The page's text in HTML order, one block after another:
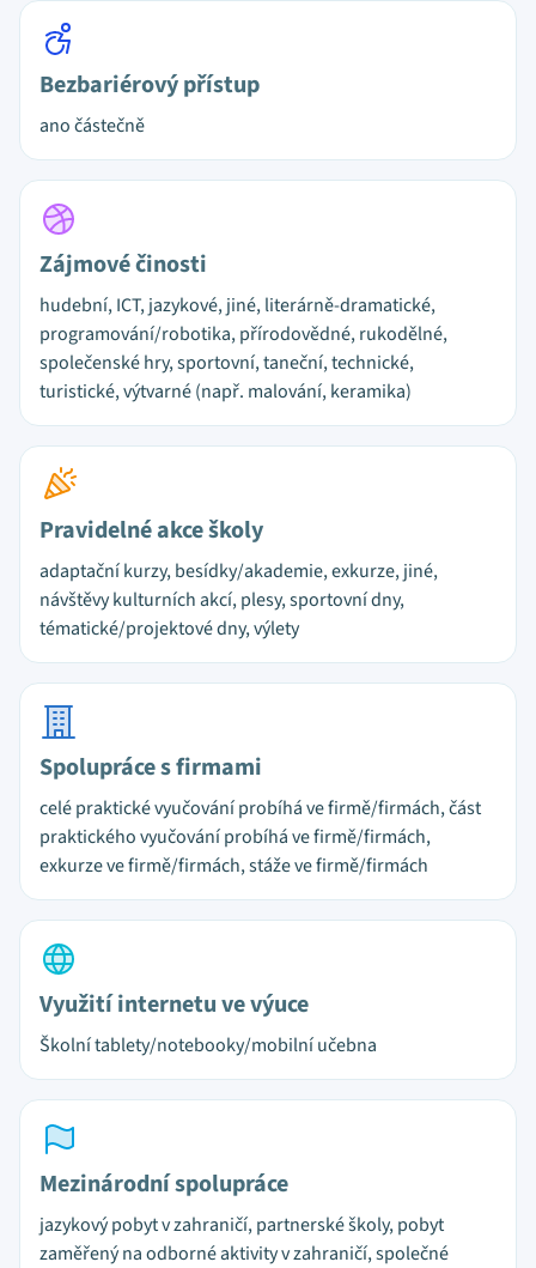
Bezbariérový přístup
ano částečně
Zájmové činosti
hudební, ICT, jazykové, jiné, literárně-dramatické,
programování/robotika, přírodovědné, rukodělné,
společenské hry, sportovní, taneční, technické,
turistické, výtvarné (např. malování, keramika)
Pravidelné akce školy
adaptační kurzy, besídky/akademie, exkurze, jiné,
návštěvy kulturních akcí, plesy, sportovní dny,
tématické/projektové dny, výlety
Spolupráce s firmami
celé praktické vyučování probíhá ve firmě/firmách, část
praktického vyučování probíhá ve firmě/firmách,
exkurze ve firmě/firmách, stáže ve firmě/firmách
Využití internetu ve výuce
Školní tablety/notebooky/mobilní učebna
Mezinárodní spolupráce
jazykový pobyt v zahraničí, partnerské školy, pobyt
zaměřený na odborné aktivity v zahraničí, společné